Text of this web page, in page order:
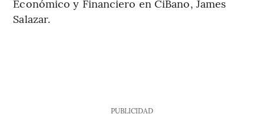
Económico y Financiero en CiBano, James
Salazar.
PUBLICIDAD